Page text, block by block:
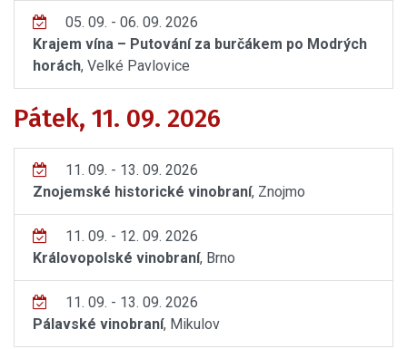
05. 09. - 06. 09. 2026
Krajem vína – Putování za burčákem po Modrých
horách, Velké Pavlovice
Pátek, 11. 09. 2026
11. 09. - 13. 09. 2026
Znojemské historické vinobraní, Znojmo
11. 09. - 12. 09. 2026
Královopolské vinobraní, Brno
11. 09. - 13. 09. 2026
Pálavské vinobraní, Mikulov